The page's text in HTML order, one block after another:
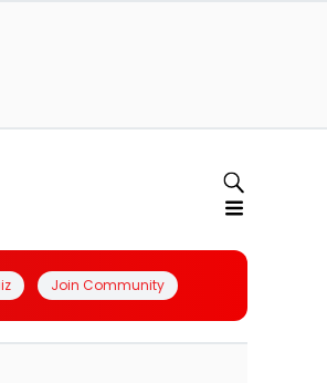
Join Community